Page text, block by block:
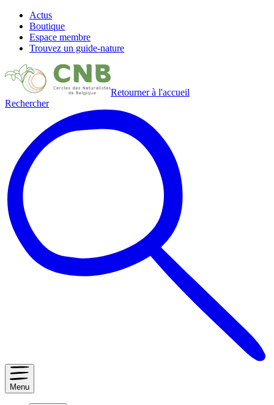
Actus
Boutique
Espace membre
Trouvez un guide-nature
Retourner à l'accueil
Rechercher
Menu